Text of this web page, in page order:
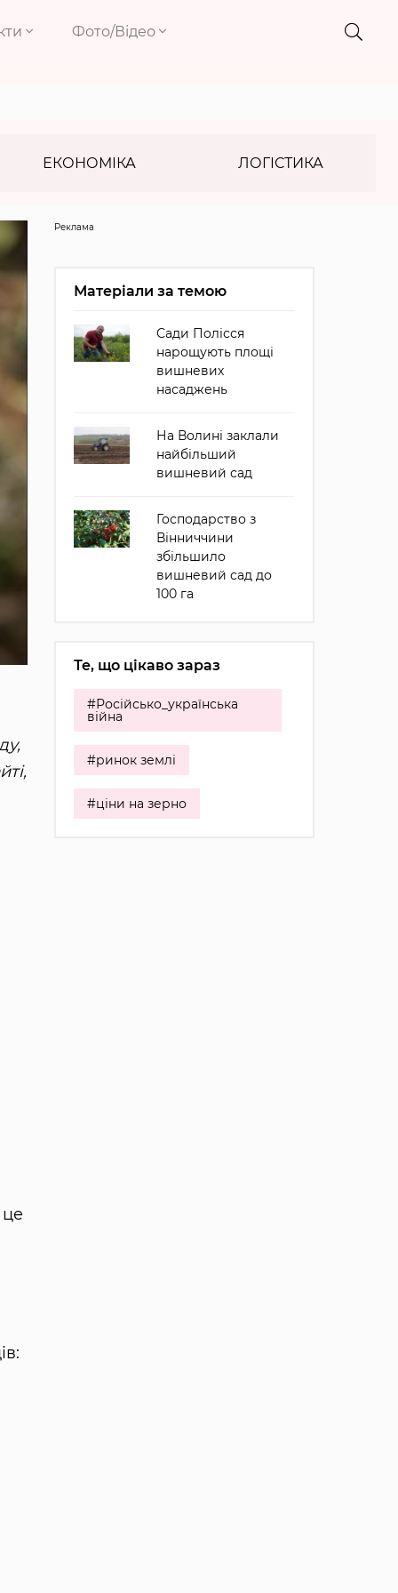
Фото/Відео
ЕКОНОМІКА ЛОГІСТИКА
Реклама
Матеріали за темою
Сади Полісся
нарощують площі
вишневих
насаджень
На Волині заклали
найбільший
вишневий сад
Господарство з
Вінниччини
збільшило
вишневий сад до
100 га
Те, що цікаво зараз
#Російсько_українська
війна
#ринок землі
#ціни на зерно